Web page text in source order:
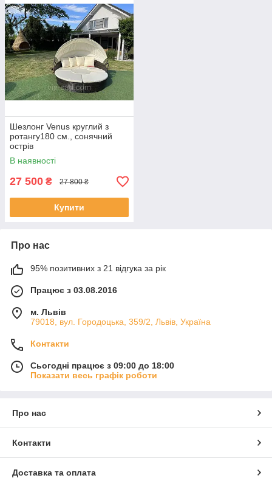
Шезлонг Venus круглий з
ротангу180 см., сонячний
острів
В наявності
27 500 ₴ 27 800 ₴
Купити
Про нас
95% позитивних з 21 відгука за рік
Працює з 03.08.2016
м. Львів
79018, вул. Городоцька, 359/2, Львів, Україна
Контакти
Сьогодні працює з 09:00 до 18:00
Показати весь графік роботи
Про нас
Контакти
Доставка та оплата